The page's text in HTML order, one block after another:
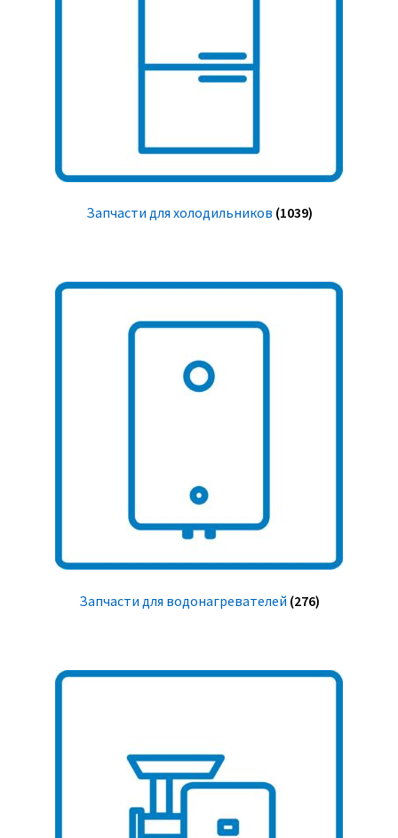
Запчасти для холодильников (1039)
Запчасти для водонагревателей (276)